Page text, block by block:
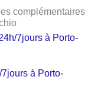
complémentaires
7jours à Porto-
à Porto-